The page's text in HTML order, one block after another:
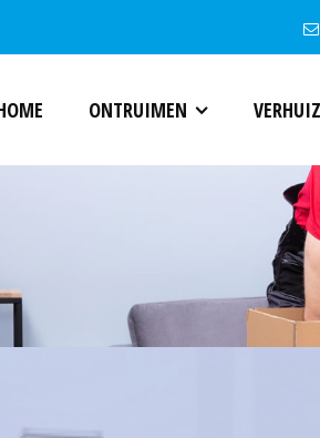
ONTRUIMEN